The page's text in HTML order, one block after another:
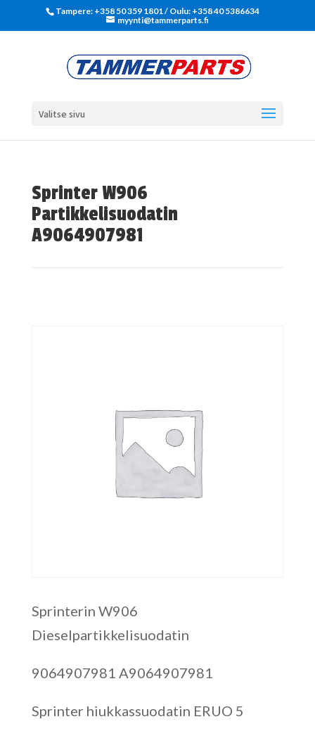
Tampere: +358 50 359 1801‬ / Oulu: +358 40 5386634
myynti@tammerparts.fi
Valitse sivu
Sprinter W906
Partikkelisuodatin
A9064907981
Sprinterin W906
Dieselpartikkelisuodatin
9064907981 A9064907981
Sprinter hiukkassuodatin ERUO 5